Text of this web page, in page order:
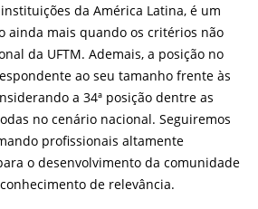
da América Latina, é um
ainda mais quando os critérios não
da UFTM. Ademais, a posição no
ao seu tamanho frente às
a 34ª posição dentre as
no cenário nacional. Seguiremos
profissionais altamente
o desenvolvimento da comunidade
de relevância.